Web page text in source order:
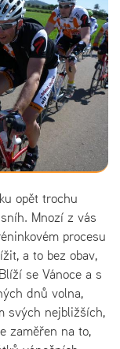
opět trochu
Mnozí z vás
procesu
a to bez obav,
se Vánoce a s
dnů volna,
svých nejbližších,
zaměřen na to,